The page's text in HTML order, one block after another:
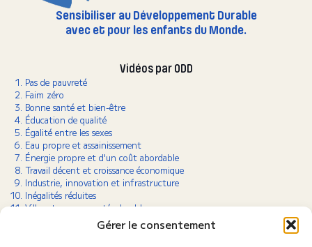
Gérer le consentement
Sensibiliser au Développement Durable
avec et pour les enfants du Monde.
Vidéos par ODD
Pas de pauvreté
Faim zéro
Bonne santé et bien-être
Éducation de qualité
Égalité entre les sexes
Eau propre et assainissement
Énergie propre et d'un coût abordable
Travail décent et croissance économique
Industrie, innovation et infrastructure
Inégalités réduites
Villes et communautés durables
Consommation et production responsables
Lutte contre le changement climatique